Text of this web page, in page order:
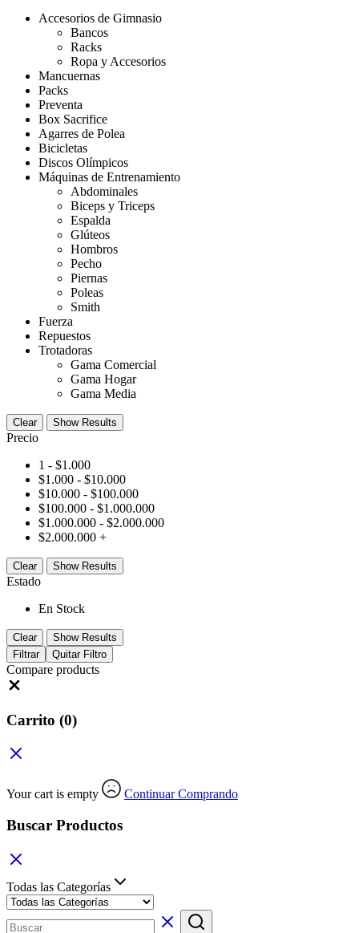
Accesorios de Gimnasio
Bancos
Racks
Ropa y Accesorios
Mancuernas
Packs
Preventa
Box Sacrifice
Agarres de Polea
Bicicletas
Discos Olímpicos
Máquinas de Entrenamiento
Abdominales
Biceps y Triceps
Espalda
Glúteos
Hombros
Pecho
Piernas
Poleas
Smith
Fuerza
Repuestos
Trotadoras
Gama Comercial
Gama Hogar
Gama Media
Clear Show Results
Precio
1 - $1.000
$1.000 - $10.000
$10.000 - $100.000
$100.000 - $1.000.000
$1.000.000 - $2.000.000
$2.000.000 +
Clear Show Results
Estado
En Stock
Clear
Show Results
Filtrar
Quitar Filtro
Compare products
Carrito (0)
Your cart is empty Continuar Comprando
Buscar Productos
Todas las Categorías